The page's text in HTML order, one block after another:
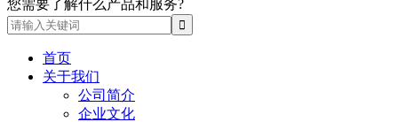
您需要了解什么产品和服务?
首页
关于我们
公司简介
企业文化